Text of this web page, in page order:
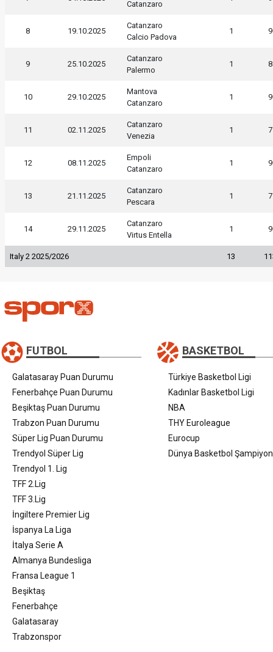
Catanzaro
8 19.10.2025
Catanzaro
Calcio Padova
1
9 25.10.2025
Catanzaro
Palermo
1
10 29.10.2025
Mantova
Catanzaro
1
11 02.11.2025
Catanzaro
Venezia
1
12 08.11.2025
Empoli
Catanzaro
1
13 21.11.2025
Catanzaro
Pescara
1
14 29.11.2025
Catanzaro
Virtus Entella
1
Italy 2 2025/2026 13
FUTBOL
Galatasaray Puan Durumu
Fenerbahçe Puan Durumu
Beşiktaş Puan Durumu
Trabzon Puan Durumu
Süper Lig Puan Durumu
Trendyol Süper Lig
Trendyol 1. Lig
TFF 2.Lig
TFF 3.Lig
İngiltere Premier Lig
İspanya La Liga
İtalya Serie A
Almanya Bundesliga
Fransa League 1
Beşiktaş
Fenerbahçe
Galatasaray
Trabzonspor
BASKETBOL
Türkiye Basketbol Ligi
Kadınlar Basketbol Ligi
NBA
THY Euroleague
Eurocup
Dünya Basketbol